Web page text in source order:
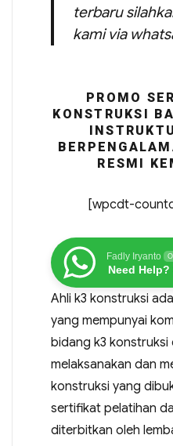
terbaru
kami via
PROMO
KONSTRUKSI
RESMI
[wpcdt-
Fadly Iryanto
Need
Ahli k3 konstruksi
yang mempunyai
bidang k3 konstruksi
melaksanakan dan
konstruksi yang
sertifikat pelatihan
diterbitkan oleh